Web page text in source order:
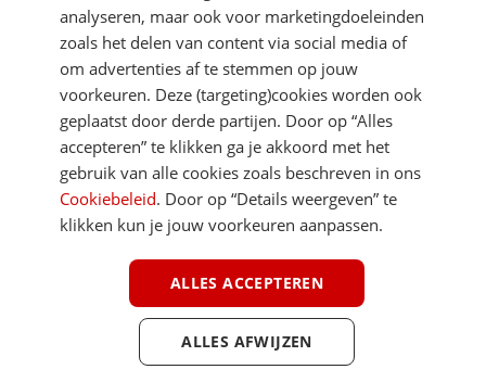
DIRECT NAAR
MEER ACSI FREELIFE
analyseren, maar ook voor marketingdoeleinden
zoals het delen van content via social media of
om advertenties af te stemmen op jouw
voorkeuren. Deze (targeting)cookies worden ook
geplaatst door derde partijen. Door op “Alles
accepteren” te klikken ga je akkoord met het
gebruik van alle cookies zoals beschreven in ons
Cookiebeleid. Door op “Details weergeven” te
klikken kun je jouw voorkeuren aanpassen.
ALLES ACCEPTEREN
ALLES AFWIJZEN